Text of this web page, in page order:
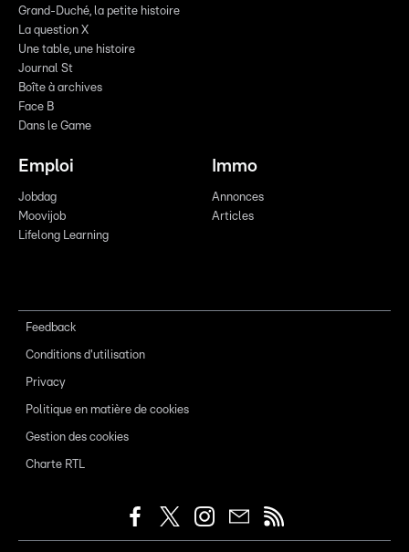
Grand-Duché, la petite histoire
La question X
Une table, une histoire
Journal St
Boîte à archives
Face B
Dans le Game
Emploi
Jobdag
Moovijob
Lifelong Learning
Immo
Annonces
Articles
Feedback
Conditions d'utilisation
Privacy
Politique en matière de cookies
Gestion des cookies
Charte RTL